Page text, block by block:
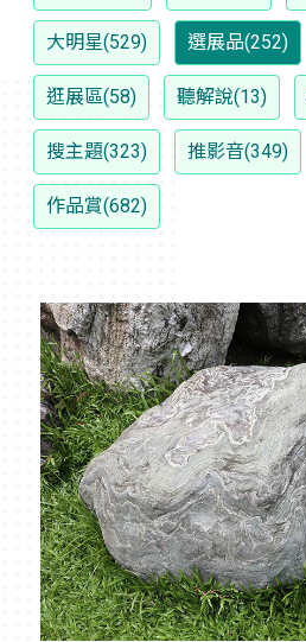
大明星(529) 選展品(252)
逛展區(58) 聽解說(13)
搜主題(323) 推影音(349)
作品賞(682)